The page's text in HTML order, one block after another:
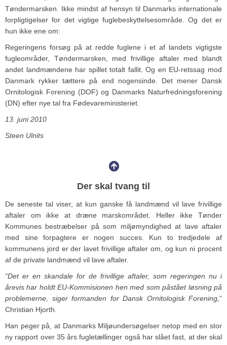
Tøndermarsken. Ikke mindst af hensyn til Danmarks internationale
forpligtigelser for det vigtige fuglebeskyttelsesområde. Og det er
hun ikke ene om:
Regeringens forsøg på at redde fuglene i et af landets vigtigste
fugleområder, Tøndermarsken, med frivillige aftaler med blandt
andet landmændene har spillet totalt fallit. Og en EU-retssag mod
Danmark rykker tættere på end nogensinde. Det mener Dansk
Ornitologisk Forening (DOF) og Danmarks Naturfredningsforening
(DN) efter nye tal fra Fødevareministeriet.
13. juni 2010
Steen Ulnits
Der skal tvang til
De seneste tal viser, at kun ganske få landmænd vil lave frivillige
aftaler om ikke at dræne marskområdet. Heller ikke Tønder
Kommunes bestræbelser på som miljømyndighed at lave aftaler
med sine forpagtere er nogen succes. Kun to tredjedele af
kommunens jord er der lavet frivillige aftaler om, og kun ni procent
af de private landmænd vil lave aftaler.
“Det er en skandale for de frivillige aftaler, som regeringen nu i
årevis har holdt EU-Kommisionen hen med som påstået løsning på
problemerne, siger formanden for Dansk Ornitologisk Forening, ”
Christian Hjorth.
Han peger på, at Danmarks Miljøundersøgelser netop med en stor
ny rapport over 35 års fugletællinger også har slået fast, at der skal